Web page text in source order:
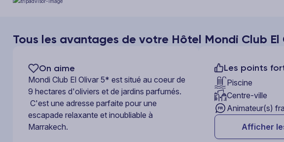
Tous les avantages de votre Hôtel Mondi Club El
On aime
Mondi Club El Olivar 5* est situé au coeur de
9 hectares d'oliviers et de jardins parfumés.
C'est une adresse parfaite pour une
escapade relaxante et inoubliable à
Marrakech.
Les points
Piscine
Centre-ville
Animateur(s)
Afficher